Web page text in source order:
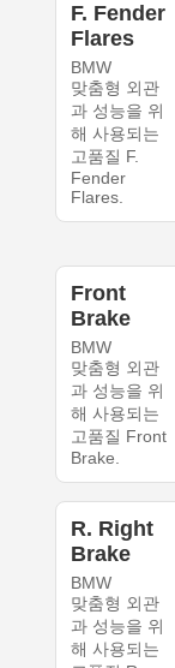
F. Fender
Flares
BMW
맞춤형 외관
과 성능을 위
해 사용되는
고품질 F.
Fender
Flares.
Front
Brake
BMW
맞춤형 외관
과 성능을 위
해 사용되는
고품질 Front
Brake.
R. Right
Brake
BMW
맞춤형 외관
과 성능을 위
해 사용되는